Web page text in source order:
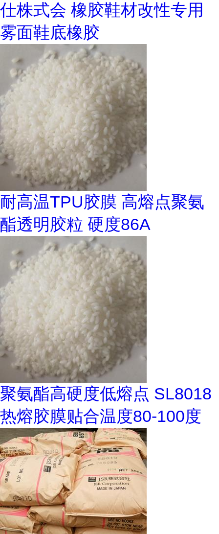
仕株式会 橡胶鞋材改性专用
雾面鞋底橡胶
耐高温TPU胶膜 高熔点聚氨
酯透明胶粒 硬度86A
聚氨酯高硬度低熔点 SL8018
热熔胶膜贴合温度80-100度